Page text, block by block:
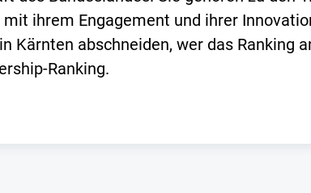
ihrem Engagement und ihrer
Kärnten abschneiden, wer das Ranking
Ranking.